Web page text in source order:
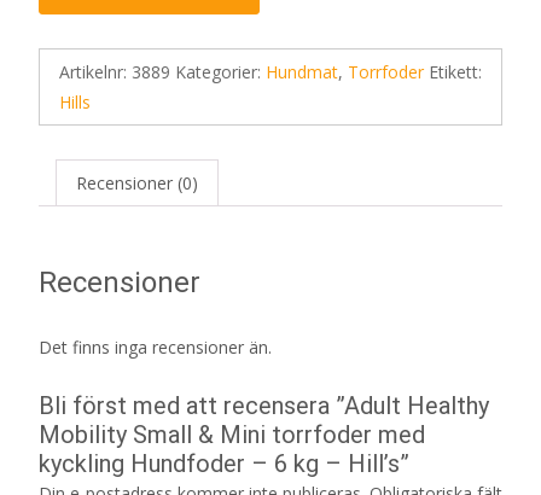
Artikelnr: 3889 Kategorier: Hundmat, Torrfoder Etikett:
Hills
Recensioner (0)
Recensioner
Det finns inga recensioner än.
Bli först med att recensera ”Adult Healthy
Mobility Small & Mini torrfoder med
kyckling Hundfoder – 6 kg – Hill’s”